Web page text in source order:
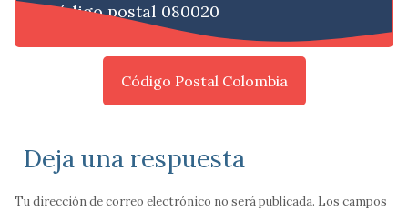
Código postal 080020
Código Postal Colombia
Deja una respuesta
Tu dirección de correo electrónico no será publicada. Los campos